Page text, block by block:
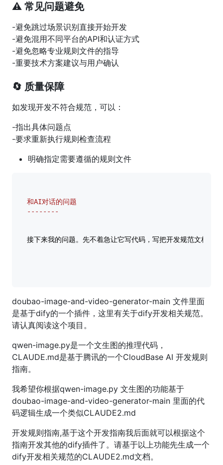
⚠️ 常见问题避免
-避免跳过场景识别直接开始开发
-避免混用不同平台的API和认证方式
-避免忽略专业规则文件的指导
-重要技术方案建议与用户确认
🔄 质量保障
如发现开发不符合规范，可以：
-指出具体问题点
-要求重新执行规则检查流程
明确指定需要遵循的规则文件
和AI对话的问题
--------
接下来我的问题。先不着急让它写代码，写把开发规范文档写
doubao-image-and-video-generator-main 文件里面
是基于dify的一个插件，这里有关于dify开发相关规范。
请认真阅读这个项目。
qwen-image.py是一个文生图的推理代码，
CLAUDE.md是基于腾讯的一个CloudBase AI 开发规则
指南。
我希望你根据qwen-image.py 文生图的功能基于
doubao-image-and-video-generator-main 里面的代
码逻辑生成一个类似CLAUDE2.md
开发规则指南,基于这个开发指南我后面就可以根据这个
指南开发其他的dify插件了。请基于以上功能先生成一个
dify开发相关规范的CLAUDE2.md文档。